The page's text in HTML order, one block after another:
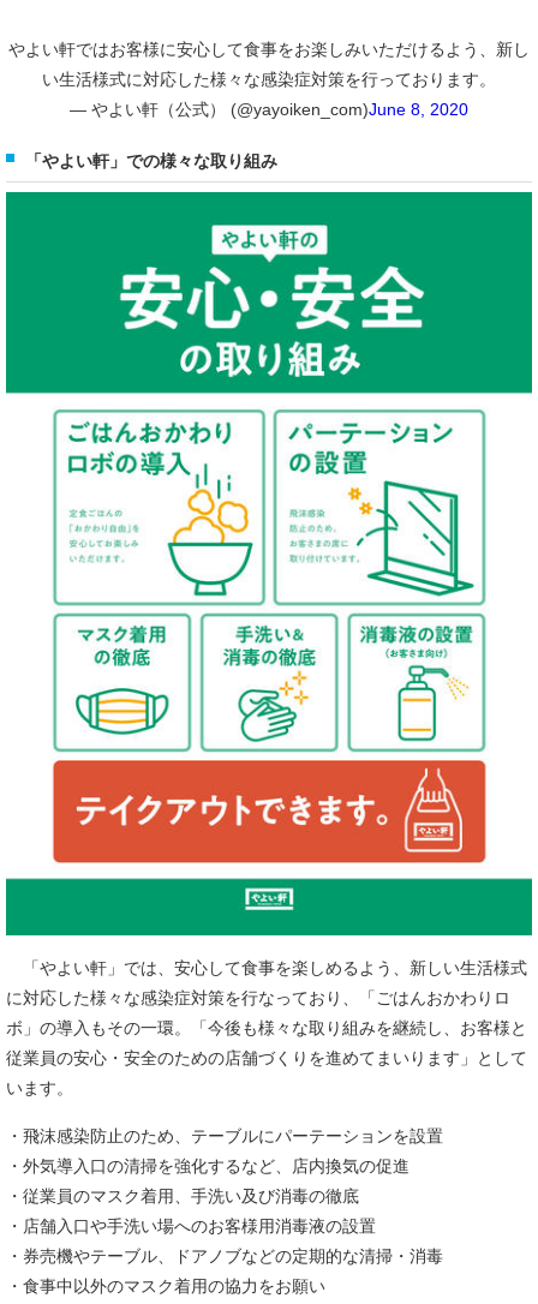
やよい軒ではお客様に安心して食事をお楽しみいただけるよう、新し
い生活様式に対応した様々な感染症対策を行っております。
— やよい軒（公式） (@yayoiken_com)June 8, 2020
「やよい軒」での様々な取り組み
「やよい軒」では、安心して食事を楽しめるよう、新しい生活様式
に対応した様々な感染症対策を行なっており、「ごはんおかわりロ
ボ」の導入もその一環。「今後も様々な取り組みを継続し、お客様と
従業員の安心・安全のための店舗づくりを進めてまいります」として
います。
・飛沫感染防止のため、テーブルにパーテーションを設置
・外気導入口の清掃を強化するなど、店内換気の促進
・従業員のマスク着用、手洗い及び消毒の徹底
・店舗入口や手洗い場へのお客様用消毒液の設置
・券売機やテーブル、ドアノブなどの定期的な清掃・消毒
・食事中以外のマスク着用の協力をお願い